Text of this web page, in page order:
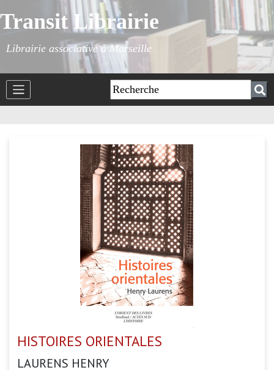
Transit Librairie
Librairie associative à Marseille
HISTOIRES ORIENTALES
LAURENS HENRY